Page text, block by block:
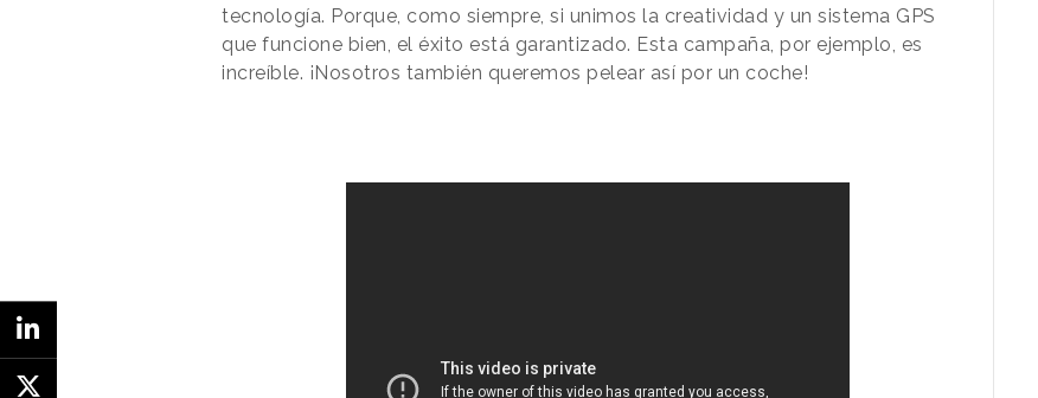
tecnología. Porque, como siempre, si unimos la creatividad y un sistema GPS
que funcione bien, el éxito está garantizado. Esta campaña, por ejemplo, es
increíble. ¡Nosotros también queremos pelear así por un coche!